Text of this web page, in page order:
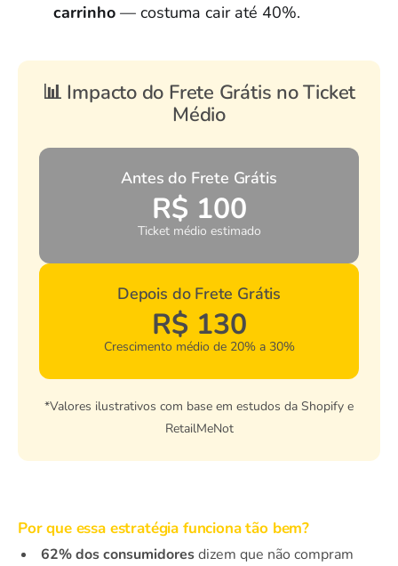
carrinho— costuma cair até 40%.
📊 Impacto do Frete Grátis no Ticket
Médio
Antes do Frete Grátis
R$ 100
Ticket médio estimado
Depois do Frete Grátis
R$ 130
Crescimento médio de 20% a 30%
*Valores ilustrativos com base em estudos da Shopify e
RetailMeNot
Por que essa estratégia funciona tão bem?
62% dos consumidoresdizem que não compram